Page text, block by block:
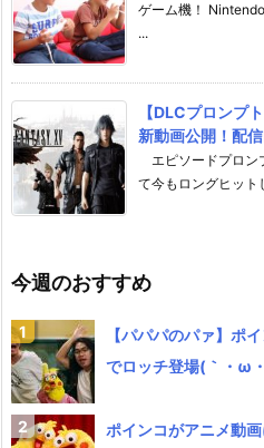
ゲーム機！
...
【DLCプロンプ
新動画公開！配
エピソードプロン
て今もロングヒット
今週のおすすめ
【パパパのパァ】ポ
でロッチ登場(｀・ω
ポインコがアニメ動